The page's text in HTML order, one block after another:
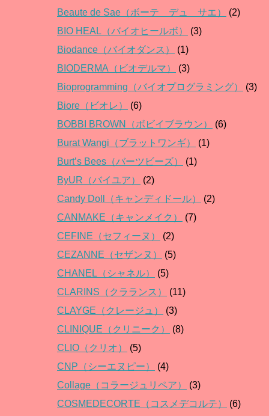
Beaute de Sae（ボーテ デュ サエ）
(2)
BIO HEAL（バイオヒールボ）
(3)
Biodance（バイオダンス）
(1)
BIODERMA（ビオデルマ）
(3)
Bioprogramming（バイオプログラミング）
(3)
Biore（ビオレ）
(6)
BOBBI BROWN（ボビイブラウン）
(6)
Burat Wangi（ブラットワンギ）
(1)
Burt’s Bees（バーツビーズ）
(1)
ByUR（バイユア）
(2)
Candy Doll（キャンディドール）
(2)
CANMAKE（キャンメイク）
(7)
CEFINE（セフィーヌ）
(2)
CEZANNE（セザンヌ）
(5)
CHANEL（シャネル）
(5)
CLARINS（クラランス）
(11)
CLAYGE（クレージュ）
(3)
CLINIQUE（クリニーク）
(8)
CLIO（クリオ）
(5)
CNP（シーエヌピー）
(4)
Collage（コラージュリペア）
(3)
COSMEDECORTE（コスメデコルテ）
(6)